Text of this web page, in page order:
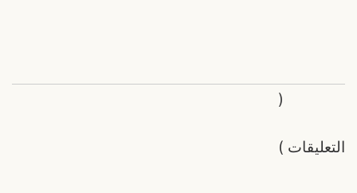
التعليقات
(
)